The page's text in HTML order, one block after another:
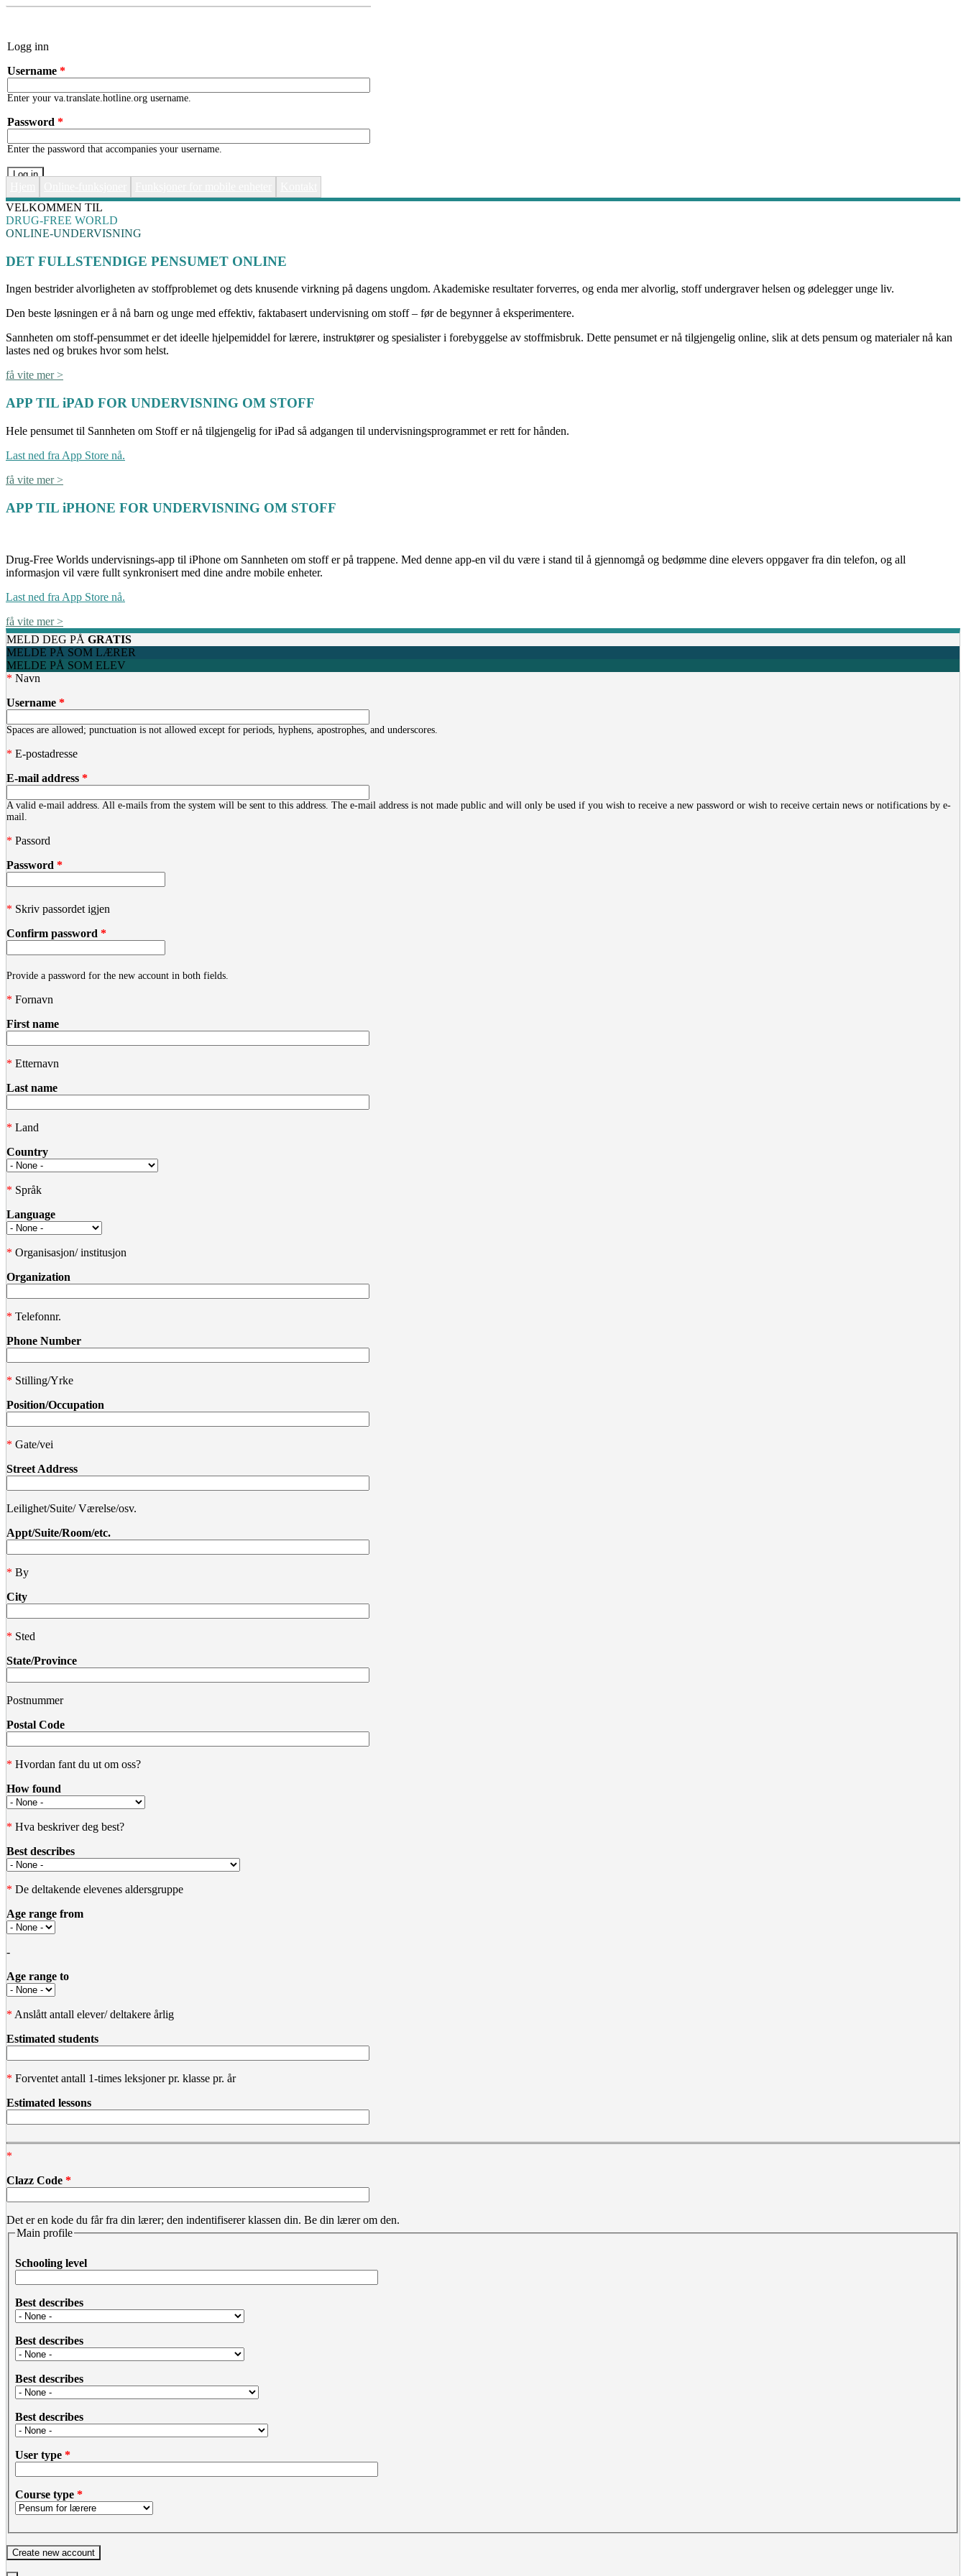
Logg inn
Username *
Enter your va.translate.hotline.org username.
Password *
Enter the password that accompanies your username.
VELKOMMEN TIL
DRUG-FREE WORLD
ONLINE-UNDERVISNING
DET FULLSTENDIGE PENSUMET ONLINE
Ingen bestrider alvorligheten av stoffproblemet og dets knusende virkning på dagens ungdom. Akademiske resultater forverres, og enda mer alvorlig, stoff undergraver helsen og ødelegger unge liv.
Den beste løsningen er å nå barn og unge med effektiv, faktabasert undervisning om stoff – før de begynner å eksperimentere.
Sannheten om stoff-pensummet er det ideelle hjelpemiddel for lærere, instruktører og spesialister i forebyggelse av stoffmisbruk. Dette pensumet er nå tilgjengelig online, slik at dets pensum og materialer nå kan
lastes ned og brukes hvor som helst.
få vite mer >
APP TIL iPAD FOR UNDERVISNING OM STOFF
Hele pensumet til Sannheten om Stoff er nå tilgjengelig for iPad så adgangen til undervisningsprogrammet er rett for hånden.
Last ned fra App Store nå.
få vite mer >
APP TIL iPHONE FOR UNDERVISNING OM STOFF
Drug-Free Worlds undervisnings-app til iPhone om Sannheten om stoff er på trappene. Med denne app-en vil du være i stand til å gjennomgå og bedømme dine elevers oppgaver fra din telefon, og all
informasjon vil være fullt synkronisert med dine andre mobile enheter.
Last ned fra App Store nå.
få vite mer >
MELD DEG PÅ GRATIS
MELDE PÅ SOM LÆRER
MELDE PÅ SOM ELEV
* Navn
Username *
Spaces are allowed; punctuation is not allowed except for periods, hyphens, apostrophes, and underscores.
* E-postadresse
E-mail address *
A valid e-mail address. All e-mails from the system will be sent to this address. The e-mail address is not made public and will only be used if you wish to receive a new password or wish to receive certain news or notifications by e-
mail.
* Passord
Password *
* Skriv passordet igjen
Confirm password *
Provide a password for the new account in both fields.
* Fornavn
First name
* Etternavn
Last name
* Land
Country
* Språk
Language
* Organisasjon/ institusjon
Organization
* Telefonnr.
Phone Number
* Stilling/Yrke
Position/Occupation
* Gate/vei
Street Address
Leilighet/Suite/ Værelse/osv.
Appt/Suite/Room/etc.
* By
City
* Sted
State/Province
Postnummer
Postal Code
* Hvordan fant du ut om oss?
How found
* Hva beskriver deg best?
Best describes
* De deltakende elevenes aldersgruppe
Age range from
-
Age range to
* Anslått antall elever/ deltakere årlig
Estimated students
* Forventet antall 1-times leksjoner pr. klasse pr. år
Estimated lessons
*
Clazz Code *
Det er en kode du får fra din lærer; den indentifiserer klassen din. Be din lærer om den.
Main profile
Schooling level
Best describes
Best describes
Best describes
Best describes
User type *
Course type *